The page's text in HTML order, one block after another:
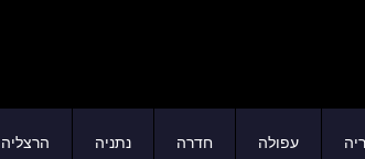
עפולה חדרה נתניה הרצליה